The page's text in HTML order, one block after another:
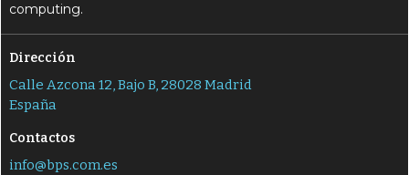
computing.
Dirección
Calle Azcona 12, Bajo B, 28028 Madrid
España
Contactos
info@bps.com.es